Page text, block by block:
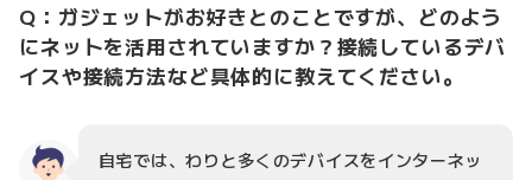
Q：ガジェットがお好きとのことですが、どのよう
にネットを活用されていますか？接続しているデバ
イスや接続方法など具体的に教えてください。
自宅では、わりと多くのデバイスをインターネッ